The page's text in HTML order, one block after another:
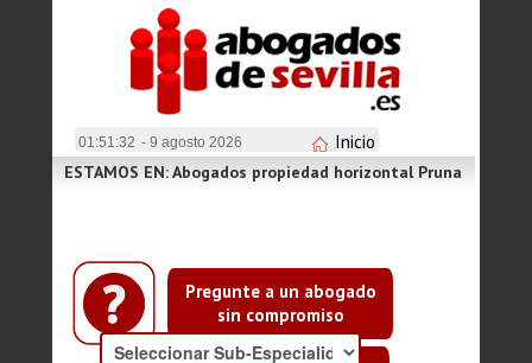
01:51:32 - 9 agosto 2026 Inicio
Pregunte a un abogado
sin compromiso
ESTAMOS EN: Abogados propiedad horizontal Pruna